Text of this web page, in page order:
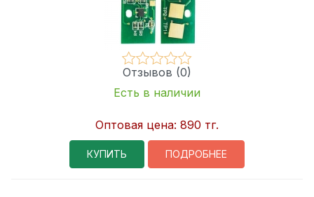
Отзывов (0)
Есть в наличии
Оптовая цена: 890 тг.
КУПИТЬ ПОДРОБНЕЕ